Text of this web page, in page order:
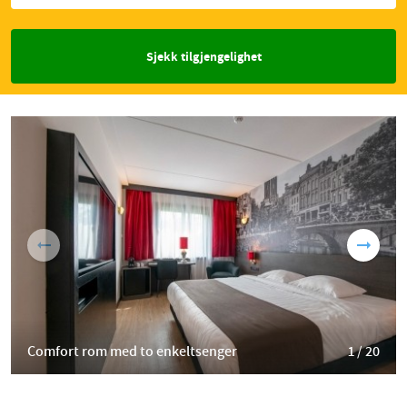
Sjekk tilgjengelighet
Comfort rom med to enkeltsenger 1 / 20